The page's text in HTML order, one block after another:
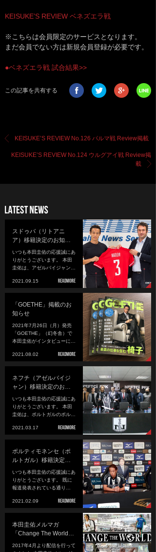
KEISUKE’S REVIEW ベネズエラ戦
※こちらは会員限定のサービスとなります。
まだ会員でない方は新規会員登録が必要です。
●ベネズエラ戦 試合結果>>
この記事を共有する
KEISUKE’S REVIEW No.126 パルマ戦 Review掲載
KEISUKE’S REVIEW No.124 ウルグアイ戦 Review掲
載
スドゥバ（リトアニ
ア）移籍決定のお知…
いつも本田圭佑の応援誠にあ
りがとうございます。 本田
圭佑は、アゼルバイジャン…
2021.09.15
「GOETHE」掲載のお
知らせ
2021年7月26日（月）発売
「GOETHE」（幻冬舎）で
本田圭佑がインタビューに…
2021.08.02
ネフチ（アゼルバイジ
ャン）移籍決定のお…
いつも本田圭佑の応援誠にあ
りがとうございます。 本田
圭佑は、ポルトガルのポル…
2021.03.17
ポルティモネンセ（ポ
ルトガル）移籍決定…
いつも本田圭佑の応援誠にあ
りがとうございます。 既に
報道発表されている通り…
2021.02.09
本田圭佑メルマガ
「Change The World…
2017年4月より配信を行って